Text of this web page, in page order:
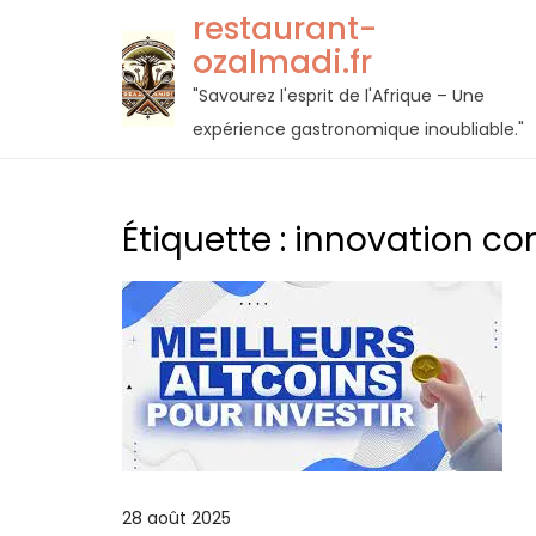
restaurant-
ozalmadi.fr
"Savourez l'esprit de l'Afrique – Une
expérience gastronomique inoubliable."
Étiquette : innovation
28 août 2025